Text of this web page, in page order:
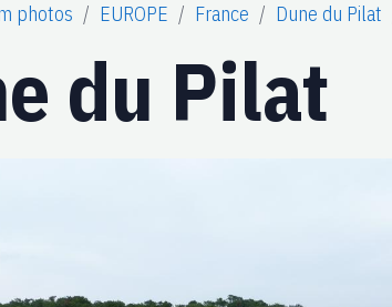
photos EUROPE France Dune du Pilat
du Pilat